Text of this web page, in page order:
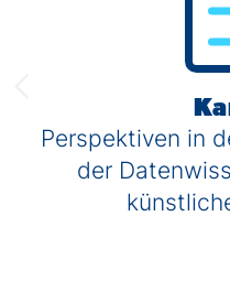
Perspektiven in
der